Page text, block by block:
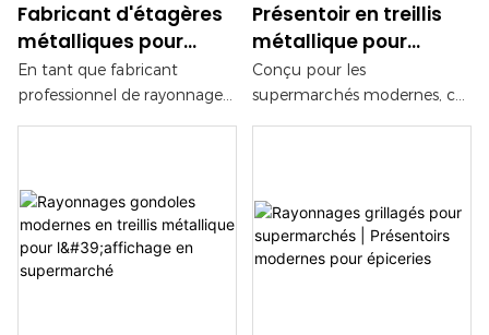
Fabricant d'étagères
métalliques pour
commerces de détail |
Solutions
d'agencement sur
En tant que fabricant
professionnel de rayonnages
treillis métallique sur mesure
pour les supermarchés, les
chaînes de magasins, les
supérettes et les marques de
Présentoir en treillis
métallique pour
supermarché OEM
avec finition bois
Conçu pour les
supermarchés modernes, ce
configurations
personnalisables. Ses
panneaux décoratifs